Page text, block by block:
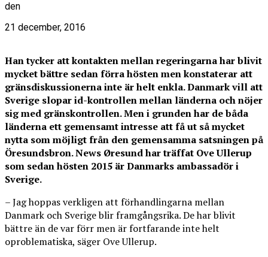
den
21 december, 2016
Han tycker att kontakten mellan regeringarna har blivit
mycket bättre sedan förra hösten men konstaterar att
gränsdiskussionerna inte är helt enkla. Danmark vill att
Sverige slopar id-kontrollen mellan länderna och nöjer
sig med gränskontrollen. Men i grunden har de båda
länderna ett gemensamt intresse att få ut så mycket
nytta som möjligt från den gemensamma satsningen på
Öresundsbron. News Øresund har träffat Ove Ullerup
som sedan hösten 2015 är Danmarks ambassadör i
Sverige.
– Jag hoppas verkligen att förhandlingarna mellan
Danmark och Sverige blir framgångsrika. De har blivit
bättre än de var förr men är fortfarande inte helt
oproblematiska, säger Ove Ullerup.